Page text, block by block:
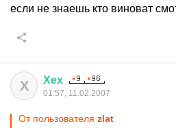
если не знаешь кто виноват
Х Хех
01:57, 11.02.2007
От пользователя zlat